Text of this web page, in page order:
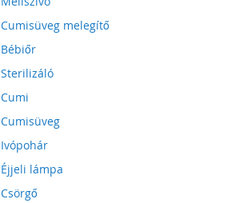
Cumisüveg melegítő
Bébiőr
Sterilizáló
Cumi
Cumisüveg
Ivópohár
Éjjeli lámpa
Csörgő